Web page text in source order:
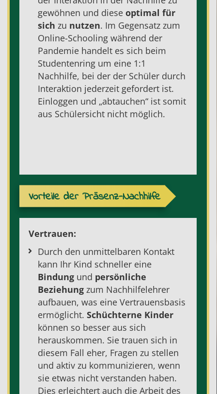
gewöhnen und dieseoptimal für
sich zu nutzen. Im Gegensatz zum
Online-Schooling während der
Pandemie handelt es sich beim
Studentenring um eine 1:1
Nachhilfe, bei der der Schüler durch
Interaktion jederzeit gefordert ist.
Einloggen und „abtauchen“ ist somit
aus Schülersicht nicht möglich.
Vorteile der Präsenz-Nachhilfe
Vertrauen:
Durch den unmittelbaren Kontakt
kann Ihr Kind schneller eine
Bindung und persönliche
Beziehung zum Nachhilfelehrer
aufbauen, was eine Vertrauensbasis
ermöglicht.Schüchterne Kinder
können so besser aus sich
herauskommen. Sie trauen sich in
diesem Fall eher, Fragen zu stellen
und aktiv zu kommunizieren, wenn
sie etwas nicht verstanden haben.
Dies erleichtert auch die Arbeit des